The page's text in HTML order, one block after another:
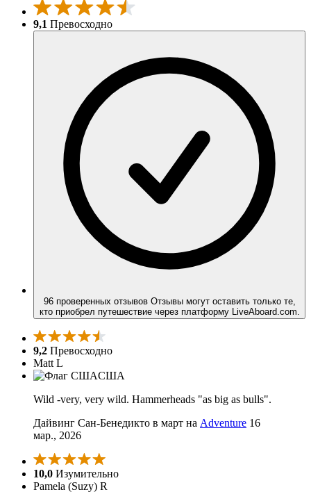
9,1 Превосходно
96 проверенных отзывов Отзывы могут оставить только те,
кто приобрел путешествие через платформу LiveAboard.com.
9,2 Превосходно
Matt L
США
Wild -very, very wild. Hammerheads "as big as bulls".
Дайвинг Сан-Бенедикто в март на Adventure 16
мар., 2026
10,0 Изумительно
Pamela (Suzy) R